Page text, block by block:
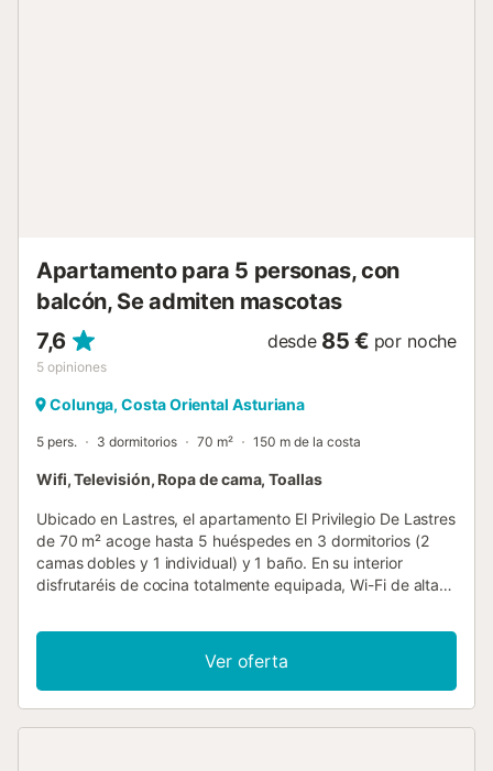
Apartamento para 5 personas, con
balcón, Se admiten mascotas
7,6
5 opiniones
desde 85 € por noche
Colunga, Costa Oriental Asturiana
5 pers. 3 dormitorios 70 m² 150 m de la costa
Wifi, Televisión, Ropa de cama, Toallas
Ubicado en Lastres, el apartamento El Privilegio De Lastres
de 70 m² acoge hasta 5 huéspedes en 3 dormitorios (2
camas dobles y 1 individual) y 1 baño. En su interior
disfrutaréis de cocina totalmente equipada, Wi-Fi de alta
familias, hay cuna y trona disponible. El apartamento
ofrece acceso a una terraza o balcón con impresionantes
vistas al mar, ideal para relajarse por la noche, y aceite de
oliva casero para sus huéspedes. Se encuentra a solo 500
Ver oferta